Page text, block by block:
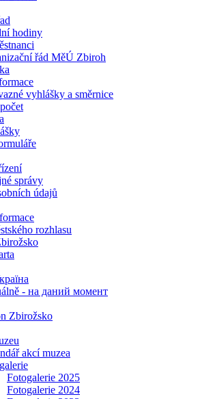
hodiny
řád MěÚ Zbiroh
vyhlášky a směrnice
správy
údajů
rozhlasu
- на даний момент
Zbirožsko
akcí muzea
Fotogalerie 2025
Fotogalerie 2024